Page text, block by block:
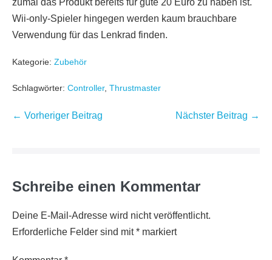
zumal das Produkt bereits für gute 20 Euro zu haben ist.
Wii-only-Spieler hingegen werden kaum brauchbare
Verwendung für das Lenkrad finden.
Kategorie: Zubehör
Schlagwörter: Controller, Thrustmaster
Beitragsnavigation
← Vorheriger Beitrag Nächster Beitrag →
Schreibe einen Kommentar
Deine E-Mail-Adresse wird nicht veröffentlicht.
Erforderliche Felder sind mit* markiert